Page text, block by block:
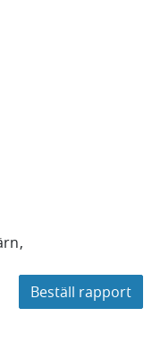
Beställ rapport